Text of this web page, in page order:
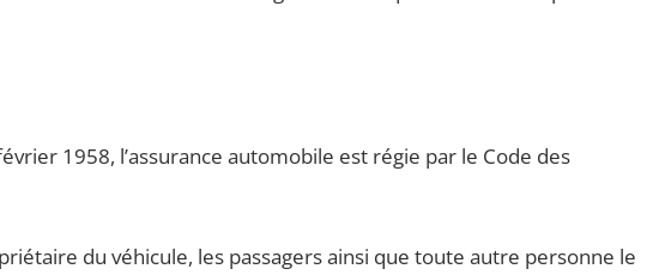
1958, l’assurance automobile est régie par le Code des
du véhicule, les passagers ainsi que toute autre personne le